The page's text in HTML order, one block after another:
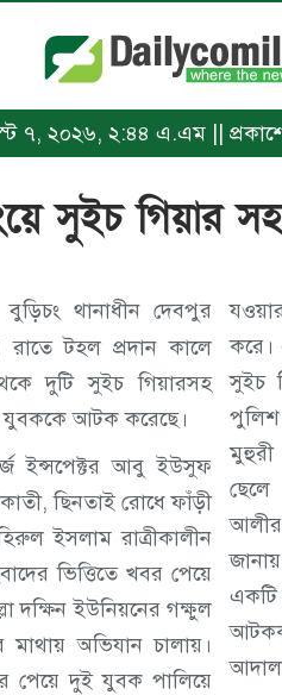
৭, ২০২৬, ২:৪৪ এ.এম ||
সুইচ গিয়ার
বুড়িচং থানাধীন দেবপুর
টহল প্রদান কালে
দুটি সুইচ গিয়ারসহ
যুবককে আটক করেছে।
ইন্সপেক্টর আবু ইউসুফ
ছিনতাই রোধে ফাঁড়ী
ইসলাম রাত্রীকালীন
ভিত্তিতে খবর পেয়ে
দক্ষিন ইউনিয়নের গক্ষুল
মাথায় অভিযান চালায়।
পেয়ে দুই যুবক পালিয়ে
করে।
সুইচ
মুহুরী
একটি